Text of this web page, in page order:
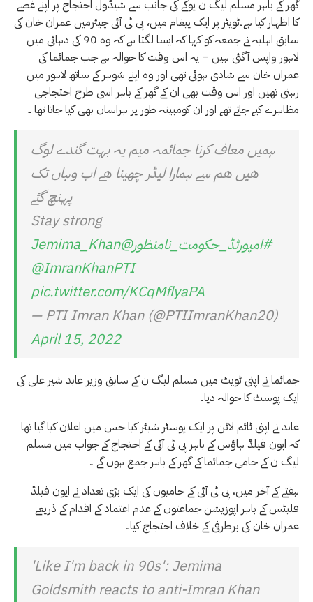
گھر کے باہر مسلم لیگ ن یوکے کی جانب سے شیڈول احتجاج پر اپنے غصے
کا اظہار کیا ہے۔ٹویٹر پر ایک پیغام میں، پی ٹی آئی چیئرمین عمران خان کی
سابق اہلیہ نے جمعہ کو کہا کہ ایسا لگتا ہے کہ وہ 90 کی دہائی میں
لاہور واپس آگئی ہیں – یہ اس وقت کا حوالہ ہے جب جمائما کی
عمران خان سے شادی ہوئی تھی اور وہ اپنے شوہر کے ساتھ لاہور میں
رہتی تھیں اور اس وقت بھی ان کے گھر کے باہر اسی طرح احتجاجی
مظاہرے کیے جاتے تھے اور ان کومبینہ طور پر ہراساں بھی کیا جاتا تھا ۔
ہمیں معاف کرنا جمائمہ میم یہ بہت گندے لوگ
ھیں ھم سے ہمارا لیڈر چھینا ھے اب وہاں تک
پہنچ گئے
Stay strong
#امپورٹڈ_حکومت_نامنظور@Jemima_Khan
@ImranKhanPTI
pic.twitter.com/KCqMflyaPA
— PTI Imran Khan (@PTIImranKhan20)
April 15, 2022
جمائما نے اپنی ٹویٹ میں مسلم لیگ ن کے سابق وزیر عابد شیر علی کی
ایک پوسٹ کا حوالہ دیا۔
عابد نے اپنی ٹائم لائن پر ایک پوسٹر شیئر کیا جس میں اعلان کیا گیا تھا
کہ ایون فیلڈ ہاؤس کے باہر پی ٹی آئی کے احتجاج کے جواب میں مسلم
لیگ ن کے حامی جمائما کے گھر کے باہر جمع ہوں گے ۔
ہفتے کے آخر میں، پی ٹی آئی کے حامیوں کی ایک بڑی تعداد نے ایون فیلڈ
فلیٹس کے باہر اپوزیشن جماعتوں کے عدم اعتماد کے اقدام کے ذریعے
عمران خان کی برطرفی کے خلاف احتجاج کیا۔
'Like I'm back in 90s': Jemima
Goldsmith reacts to anti-Imran Khan